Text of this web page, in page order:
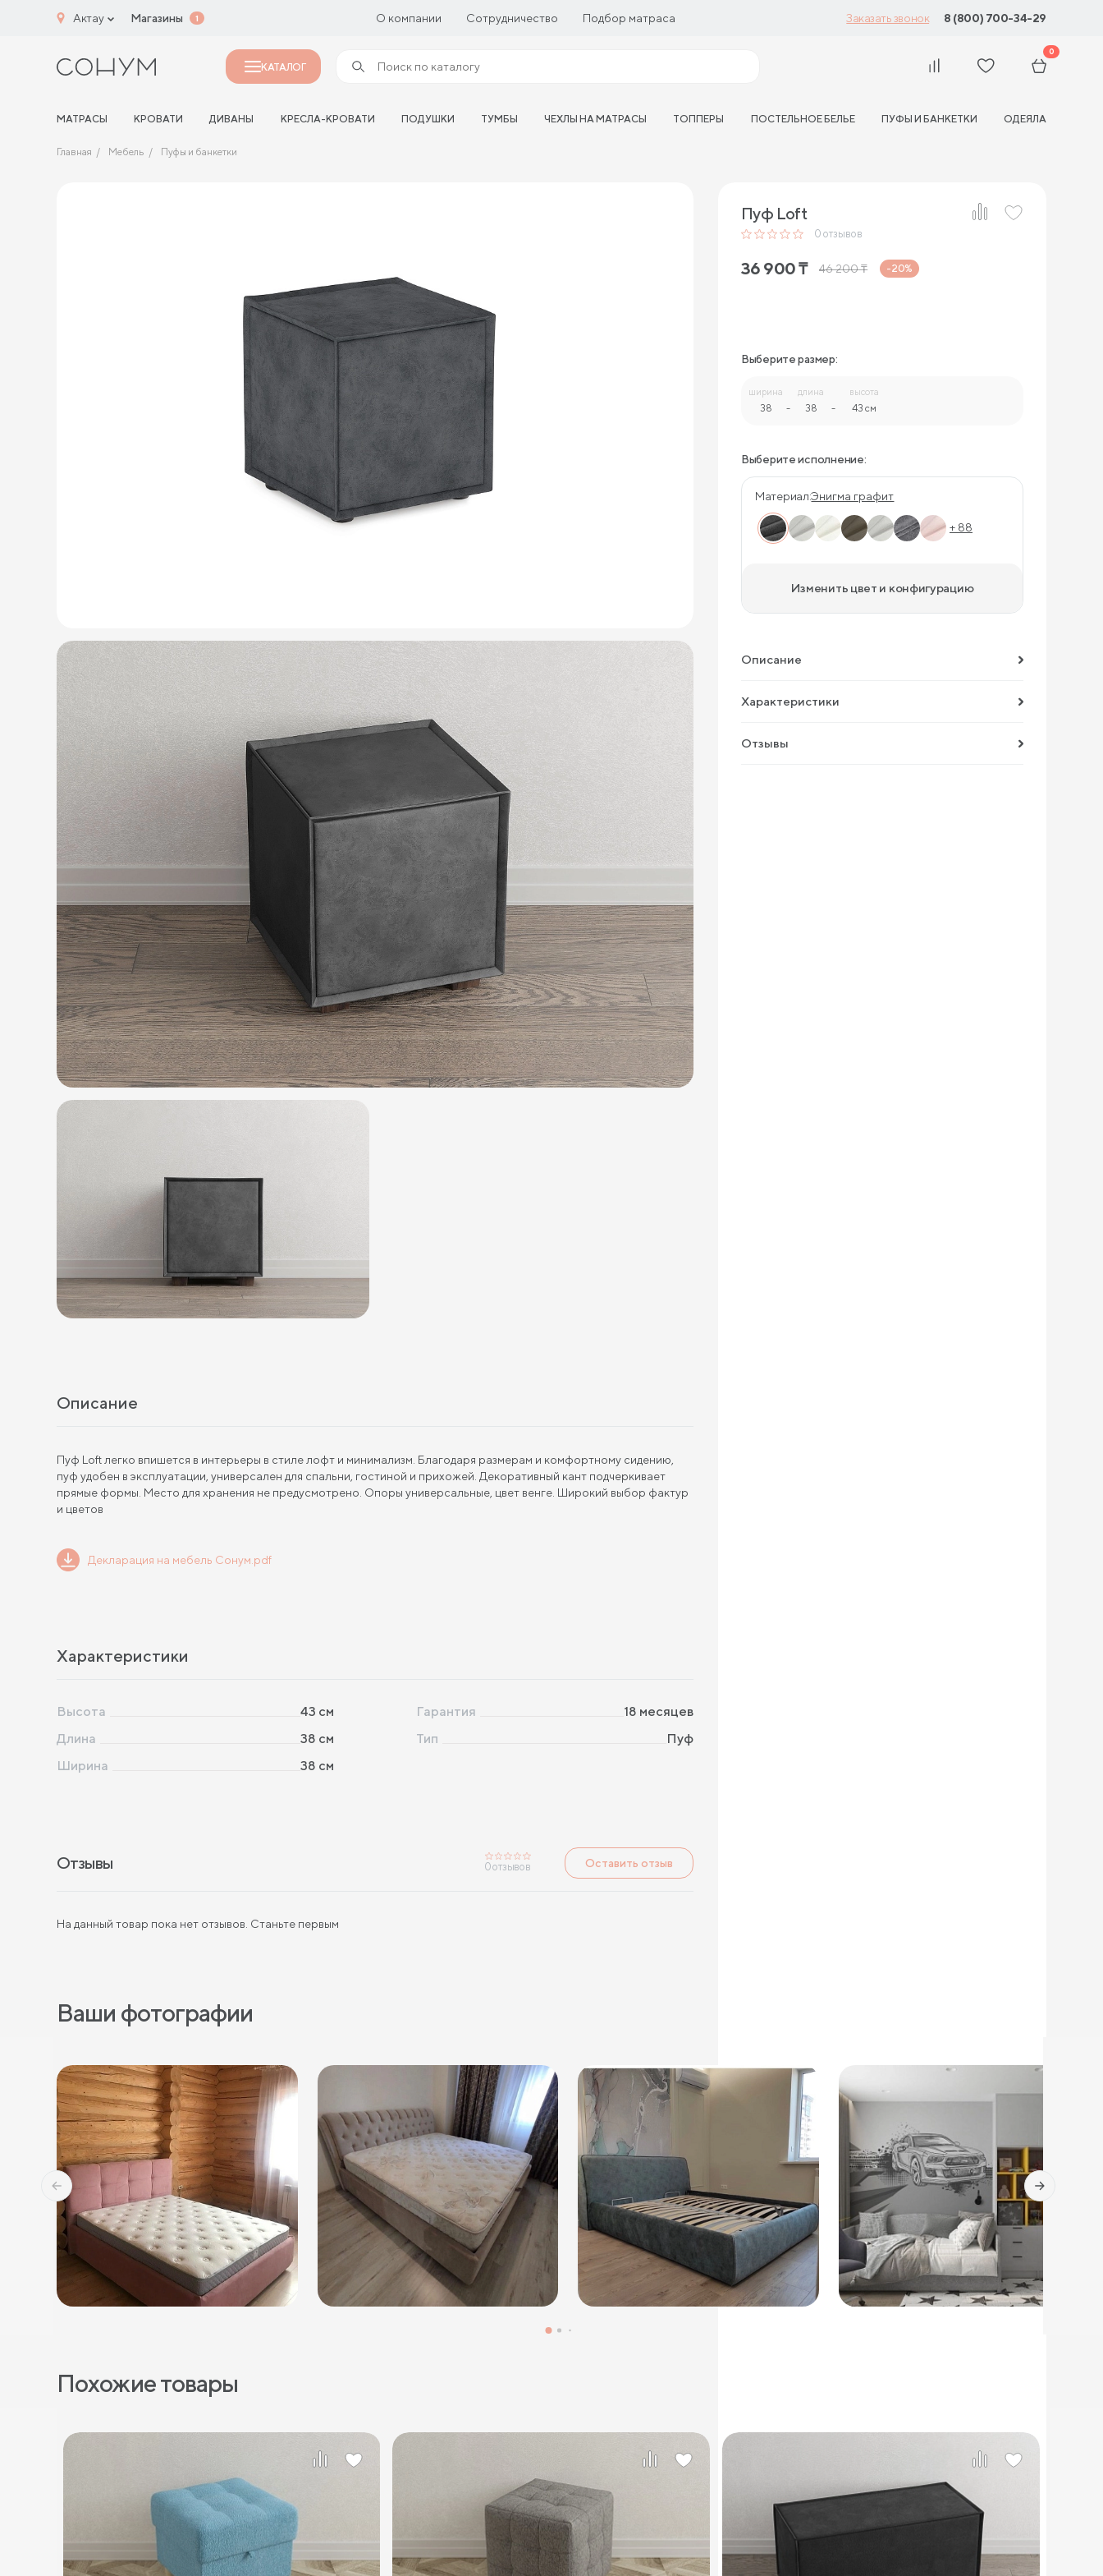
Актау Магазины 1 О компании Сотрудничество Подбор матраса Заказать звонок 8 (800) 700-34-29
КАТАЛОГ
0
МАТРАСЫ КРОВАТИ ДИВАНЫ КРЕСЛА-КРОВАТИ ПОДУШКИ ТУМБЫ ЧЕХЛЫ НА МАТРАСЫ ТОППЕРЫ ПОСТЕЛЬНОЕ БЕЛЬЕ ПУФЫ И БАНКЕТКИ ОДЕЯЛА
Главная Мебель Пуфы и банкетки
Пуф Loft
0 отзывов
36 900₸ 46 200₸ -20%
Выберите размер:
ширина
38 -
длина
38 -
высота
43 см
Выберите исполнение:
Материал:Энигма графит
+ 88
Изменить цвет и конфигурацию
Описание
Характеристики
Отзывы
Описание
Пуф Loft легко впишется в интерьеры в стиле лофт и минимализм. Благодаря размерам и комфортному сидению,
пуф удобен в эксплуатации, универсален для спальни, гостиной и прихожей. Декоративный кант подчеркивает
прямые формы. Место для хранения не предусмотрено. Опоры универсальные, цвет венге. Широкий выбор фактур
и цветов
Декларация на мебель Сонум.pdf
Характеристики
Высота 43 см Гарантия
18 месяцев
Длина
38 см Тип
Пуф
Ширина
38 см
Отзывы 0отзывов Оставить отзыв
На данный товар пока нет отзывов. Станьте первым
Ваши фотографии
Похожие товары